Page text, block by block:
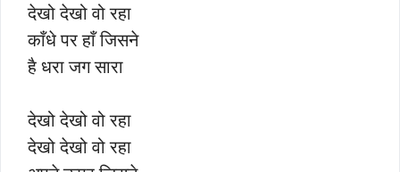
देखो देखो वो रहा
काँधे पर हाँ जिसने
है धरा जग सारा
देखो देखो वो रहा
देखो देखो वो रहा